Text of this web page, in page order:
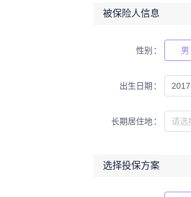
被保险人信息
性别 男
出生日期
长期居住地
选择投保方案